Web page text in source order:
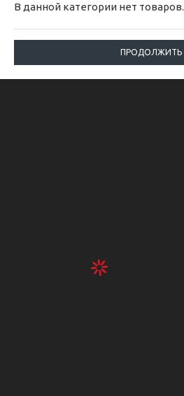
В данной категории нет товаров.
ПРОДОЛЖИТЬ